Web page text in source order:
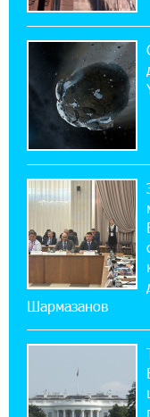
12:04:53
в Арарате
22:28:49
содействовать
осужденных в
Шармазанов